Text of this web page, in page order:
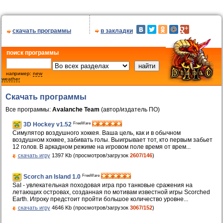
скачать программы в закладки
поиск программы
например: new
weather
Скачать программы
Все программы: Avalanche Team (автор/издатель ПО)
3D Hockey v1.52 FreeWare
Симулятор воздушного хоккея. Ваша цель, как и в обычном
воздушном хоккее, забивать голы. Выигрывает тот, кто первым забьет
12 голов. В аркадном режиме на игровом поле время от врем...
скачать игру1397 Kb (просмотров/загрузок 2607/146)
Scorch an Island 1.0 FreeWare
SaI - увлекательная походовая игра про танковые сражения на
летающих островах, созданная по мотивам известной игры Scorched
Earth. Игроку предстоит пройти большое количество уровне...
скачать игру4646 Kb (просмотров/загрузок 3067/152)